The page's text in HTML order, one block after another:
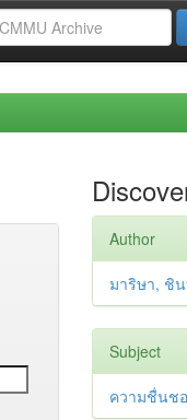
Author
มาริษา, ชิ
Subject
ความชื่นช